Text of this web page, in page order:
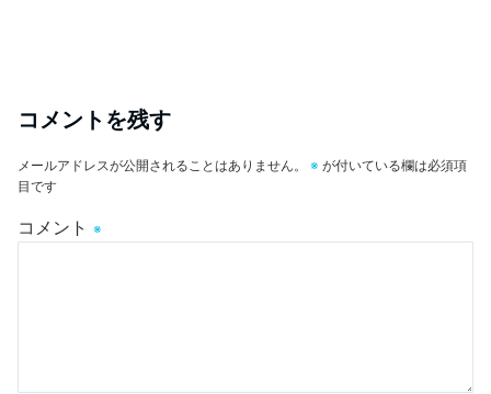
コメントを残す
メールアドレスが公開されることはありません。 ※ が付いている欄は必須項
目です
コメント ※